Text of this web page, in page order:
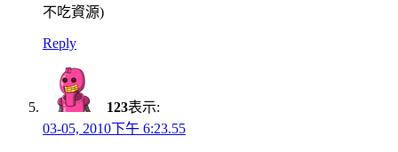
不吃資源)
Reply
123表示:
03-05, 2010下午 6:23.55